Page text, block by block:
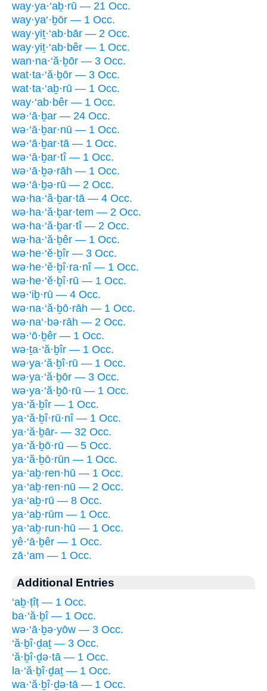
way·ya·‘aḇ·rū — 21 Occ.
way·ya‘·ḇōr — 1 Occ.
way·yiṯ·‘ab·bār — 2 Occ.
way·yiṯ·‘ab·bêr — 1 Occ.
wan·na·‘ă·ḇōr — 3 Occ.
wat·ta·‘ă·ḇōr — 3 Occ.
wat·ta·‘aḇ·rū — 1 Occ.
way·‘ab·bêr — 1 Occ.
wə·‘ā·ḇar — 24 Occ.
wə·‘ā·ḇar·nū — 1 Occ.
wə·‘ā·ḇar·tā — 1 Occ.
wə·‘ā·ḇar·tî — 1 Occ.
wə·‘ā·ḇə·rāh — 1 Occ.
wə·‘ā·ḇə·rū — 2 Occ.
wə·ha·‘ă·ḇar·tā — 4 Occ.
wə·ha·‘ă·ḇar·tem — 2 Occ.
wə·ha·‘ă·ḇar·tî — 2 Occ.
wə·ha·‘ă·ḇêr — 1 Occ.
wə·he·‘ĕ·ḇîr — 3 Occ.
wə·he·‘ĕ·ḇî·ra·nî — 1 Occ.
wə·he·‘ĕ·ḇî·rū — 1 Occ.
wə·‘iḇ·rū — 4 Occ.
wə·na·‘ă·ḇō·rāh — 1 Occ.
wə·na‘·bə·rāh — 2 Occ.
wə·‘ō·ḇêr — 1 Occ.
wə·ṯa·‘ă·ḇîr — 1 Occ.
wə·ya·‘ă·ḇî·rū — 1 Occ.
wə·ya·‘ă·ḇōr — 3 Occ.
wə·ya·‘ă·ḇō·rū — 1 Occ.
ya·‘ă·ḇîr — 1 Occ.
ya·‘ă·ḇî·rū·nî — 1 Occ.
ya·‘ă·ḇār- — 32 Occ.
ya·‘ă·ḇō·rū — 5 Occ.
ya·‘ă·ḇō·rūn — 1 Occ.
ya·‘aḇ·ren·hū — 1 Occ.
ya·‘aḇ·ren·nū — 2 Occ.
ya·‘aḇ·rū — 8 Occ.
ya·‘aḇ·rūm — 1 Occ.
ya·‘aḇ·run·hū — 1 Occ.
yê·‘ā·ḇêr — 1 Occ.
zā·‘am — 1 Occ.
Additional Entries
‘aḇ·ṭîṭ — 1 Occ.
ba·‘ă·ḇî — 1 Occ.
wə·‘ā·ḇə·yōw — 3 Occ.
‘ă·ḇî·ḏaṯ — 3 Occ.
‘ă·ḇî·ḏə·tā — 1 Occ.
la·‘ă·ḇî·ḏaṯ — 1 Occ.
wa·‘ă·ḇî·ḏə·tā — 1 Occ.